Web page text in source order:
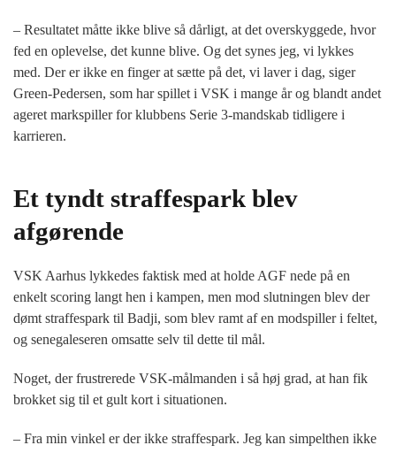
– Resultatet måtte ikke blive så dårligt, at det overskyggede, hvor
fed en oplevelse, det kunne blive. Og det synes jeg, vi lykkes
med. Der er ikke en finger at sætte på det, vi laver i dag, siger
Green-Pedersen, som har spillet i VSK i mange år og blandt andet
ageret markspiller for klubbens Serie 3-mandskab tidligere i
karrieren.
Et tyndt straffespark blev
afgørende
VSK Aarhus lykkedes faktisk med at holde AGF nede på en
enkelt scoring langt hen i kampen, men mod slutningen blev der
dømt straffespark til Badji, som blev ramt af en modspiller i feltet,
og senegaleseren omsatte selv til dette til mål.
Noget, der frustrerede VSK-målmanden i så høj grad, at han fik
brokket sig til et gult kort i situationen.
– Fra min vinkel er der ikke straffespark. Jeg kan simpelthen ikke